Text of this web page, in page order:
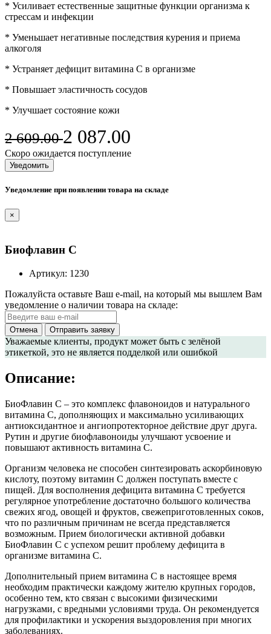
* Усиливает естественные защитные функции организма к
стрессам и инфекции
* Уменьшает негативные последствия курения и приема
алкоголя
* Устраняет дефицит витамина С в организме
* Повышает эластичность сосудов
* Улучшает состояние кожи
2 609.002 087.00
Скоро ожидается поступление
Уведомить
Уведомление при появлении товара на складе
×
Биофлавин С
Артикул: 1230
Пожалуйста оставьте Ваш e-mail, на который мы вышлем Вам
уведомление о наличии товара на складе:
Отмена Отправить заявку
Уважаемые клиенты, продукт может быть с зелёной
этикеткой, это не является подделкой или ошибкой
Описание:
БиоФлавин С – это комплекс флавоноидов и натурального
витамина С, дополняющих и максимально усиливающих
антиоксидантное и ангиопротекторное действие друг друга.
Рутин и другие биофлавоноиды улучшают усвоение и
повышают активность витамина С.
Организм человека не способен синтезировать аскорбиновую
кислоту, поэтому витамин С должен поступать вместе с
пищей. Для восполнения дефицита витамина С требуется
регулярное употребление достаточно большого количества
свежих ягод, овощей и фруктов, свежеприготовленных соков,
что по различным причинам не всегда представляется
возможным. Прием биологически активной добавки
БиоФлавин С с успехом решит проблему дефицита в
организме витамина С.
Дополнительный прием витамина С в настоящее время
необходим практически каждому жителю крупных городов,
особенно тем, кто связан с высокими физическими
нагрузками, с вредными условиями труда. Он рекомендуется
для профилактики и ускорения выздоровления при многих
заболеваниях.